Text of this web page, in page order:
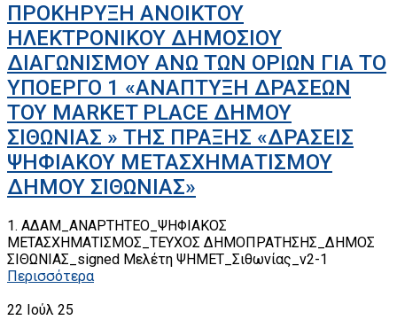
ΠΡΟΚΗΡΥΞΗ ΑΝΟΙΚΤΟΥ
ΗΛΕΚΤΡΟΝΙΚΟΥ ΔΗΜΟΣΙΟΥ
ΔΙΑΓΩΝΙΣΜΟΥ ΑΝΩ ΤΩΝ ΟΡΙΩΝ ΓΙΑ ΤΟ
ΥΠΟΕΡΓΟ 1 «ΑΝΑΠΤΥΞΗ ΔΡΑΣΕΩΝ
ΤΟΥ MARKET PLACE ΔΗΜΟΥ
ΣΙΘΩΝΙΑΣ » ΤΗΣ ΠΡΑΞΗΣ «ΔΡΑΣΕΙΣ
ΨΗΦΙΑΚΟΥ ΜΕΤΑΣΧΗΜΑΤΙΣΜΟΥ
ΔΗΜΟΥ ΣΙΘΩΝΙΑΣ»
1. ΑΔΑΜ_ΑΝΑΡΤΗΤΕΟ_ΨΗΦΙΑΚΟΣ
ΜΕΤΑΣΧΗΜΑΤΙΣΜΟΣ_ΤΕΥΧΟΣ ΔΗΜΟΠΡΑΤΗΣΗΣ_ΔΗΜΟΣ
ΣΙΘΩΝΙΑΣ_signed Μελέτη ΨΗΜΕΤ_Σιθωνίας_v2-1
Περισσότερα
22 Ιούλ 25